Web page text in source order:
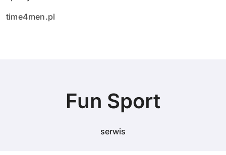
time4men.pl
Fun Sport
serwis